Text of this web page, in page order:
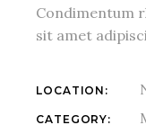
Condimentum
sit amet
LOCATION:
CATEGORY: